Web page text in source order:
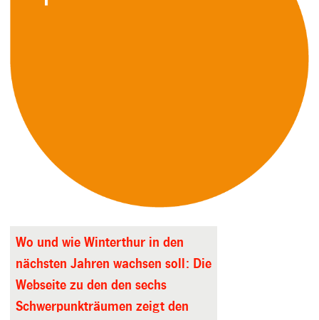
Wo und wie Winterthur in den
nächsten Jahren wachsen soll: Die
Webseite zu den den sechs
Schwerpunkträumen zeigt den